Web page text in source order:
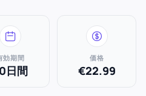
効期間
日間
価格
€22.99